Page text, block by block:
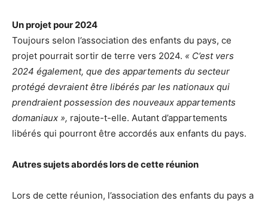
Un projet pour 2024
Toujours selon l’association des enfants du pays, ce
projet pourrait sortir de terre vers 2024. « C’est vers
2024 également, que des appartements du secteur
protégé devraient être libérés par les nationaux qui
prendraient possession des nouveaux appartements
domaniaux », rajoute-t-elle. Autant d’appartements
libérés qui pourront être accordés aux enfants du pays.
Autres sujets abordés lors de cette réunion
Lors de cette réunion, l’association des enfants du pays a